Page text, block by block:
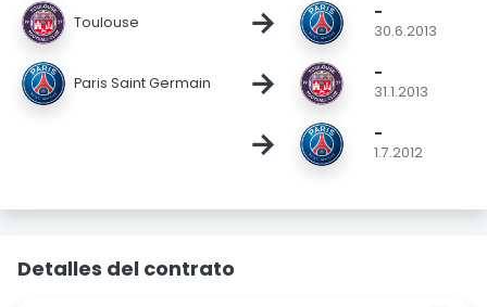
Toulouse → -
30.6.2013
Paris Saint Germain → -
31.1.2013
→ -
1.7.2012
Detalles del contrato